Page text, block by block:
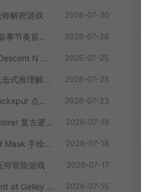
解密游戏 2026-07-30
无可阻挡 / UNBEATABLE 叙事节奏冒险游戏 2026-07-28
螺旋：沉落与升腾 / Helix Descent N Ascent 解谜冒险游戏 2026-07-25
消逝殆烬 / Sinheritance 点击式推理解谜游戏 2026-07-25
稗子 / The Dream Of A Cockspur 点击式剧情解谜游戏 2026-07-23
桌面探索者 / Desktop Explorer 复古逻辑解密游戏 2026-07-19
美人鱼面具 / The Mermaid Mask 手绘点击侦探解谜游戏 2026-07-18
抑冒险游戏 2026-07-17
加利宅邸悬案 / The Incident at Galley House 侦探解密推理游戏 2026-07-15